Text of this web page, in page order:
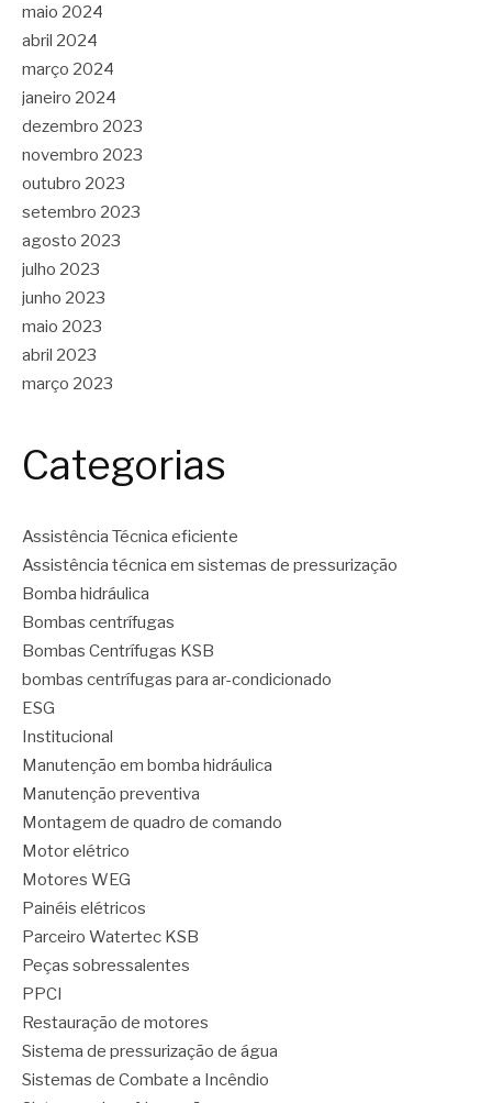
maio 2024
abril 2024
março 2024
janeiro 2024
dezembro 2023
novembro 2023
outubro 2023
setembro 2023
agosto 2023
julho 2023
junho 2023
maio 2023
abril 2023
março 2023
Categorias
Assistência Técnica eficiente
Assistência técnica em sistemas de pressurização
Bomba hidráulica
Bombas centrífugas
Bombas Centrífugas KSB
bombas centrífugas para ar-condicionado
ESG
Institucional
Manutenção em bomba hidráulica
Manutenção preventiva
Montagem de quadro de comando
Motor elétrico
Motores WEG
Painéis elétricos
Parceiro Watertec KSB
Peças sobressalentes
PPCI
Restauração de motores
Sistema de pressurização de água
Sistemas de Combate a Incêndio